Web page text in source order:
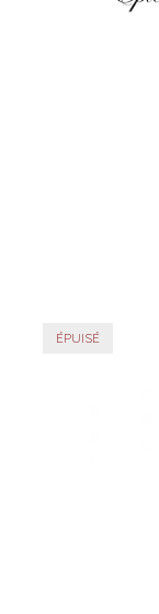
ÉPUISÉ